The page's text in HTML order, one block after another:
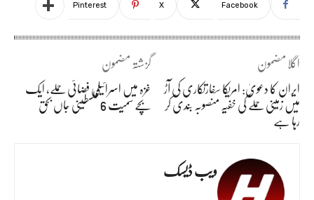
Facebook
X
Pinterest
گزشتہ مضمون
غزہ میں اسرائیلی فضائی حملے، ایک
بچے سمیت 6 فلسطینی جاں بحق
اگلا مضمون
ایران کا دعویٰ: امریکا سفارتکاری کی آڑ
میں زمینی حملے کی خفیہ منصوبہ بندی کر
رہا ہے
ویب ڈیسک